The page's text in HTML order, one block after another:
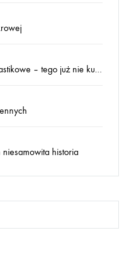
Zakazane produkty plastikowe – tego już nie kupisz
historia